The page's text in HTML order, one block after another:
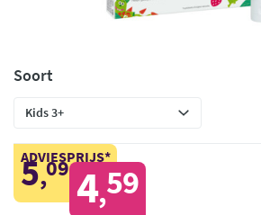
Soort
ADVIESPRIJS*
5,09 4,59